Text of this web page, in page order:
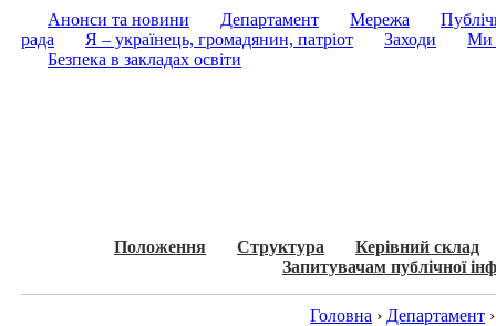
Анонси та новини Департамент Мережа
рада
Я – українець, громадянин, патріот Заходи
Ми
Безпека в закладах освіти
Положення Структура
Керівний склад
Запитувачам публічної
Головна › Департамент